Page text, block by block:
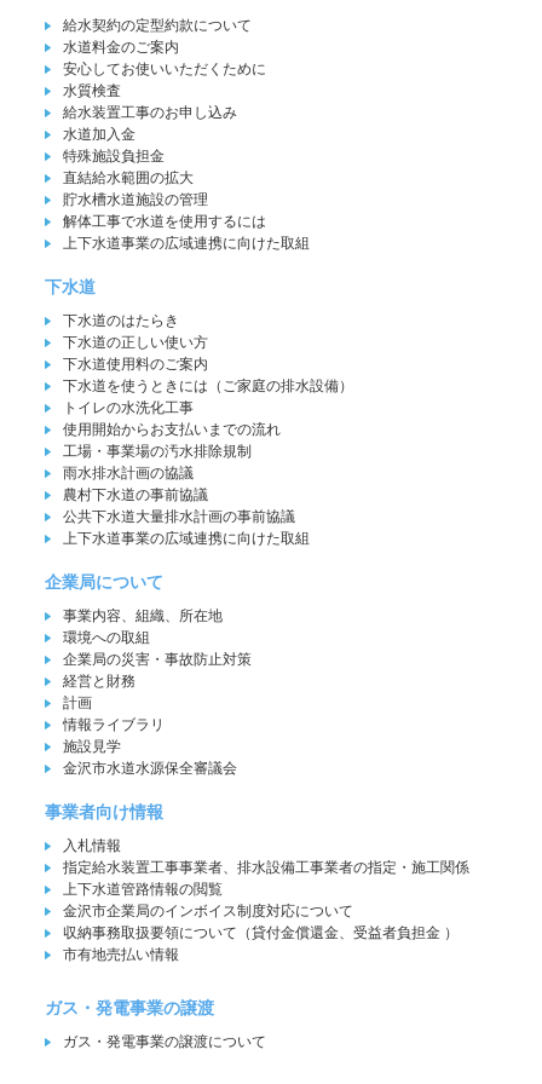
給水契約の定型約款について
水道料金のご案内
安心してお使いいただくために
水質検査
給水装置工事のお申し込み
水道加入金
特殊施設負担金
直結給水範囲の拡大
貯水槽水道施設の管理
解体工事で水道を使用するには
上下水道事業の広域連携に向けた取組
下水道
下水道のはたらき
下水道の正しい使い方
下水道使用料のご案内
下水道を使うときには（ご家庭の排水設備）
トイレの水洗化工事
使用開始からお支払いまでの流れ
工場・事業場の汚水排除規制
雨水排水計画の協議
農村下水道の事前協議
公共下水道大量排水計画の事前協議
上下水道事業の広域連携に向けた取組
企業局について
事業内容、組織、所在地
環境への取組
企業局の災害・事故防止対策
経営と財務
計画
情報ライブラリ
施設見学
金沢市水道水源保全審議会
事業者向け情報
入札情報
指定給水装置工事事業者、排水設備工事業者の指定・施工関係
上下水道管路情報の閲覧
金沢市企業局のインボイス制度対応について
収納事務取扱要領について（貸付金償還金、受益者負担金 ）
市有地売払い情報
ガス・発電事業の譲渡
ガス・発電事業の譲渡について